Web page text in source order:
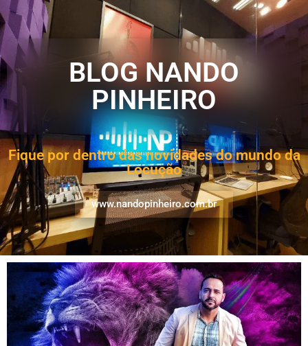
BLOG NANDO
PINHEIRO
Fique por dentro das novidades do mundo da
Locução
www.nandopinheiro.com.br